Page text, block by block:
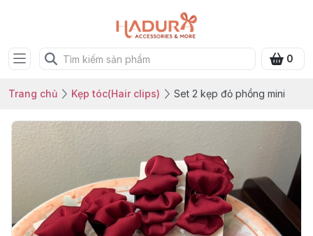
0
Trang chủ Kẹp tóc(Hair clips) Set 2 kẹp đỏ phồng mini